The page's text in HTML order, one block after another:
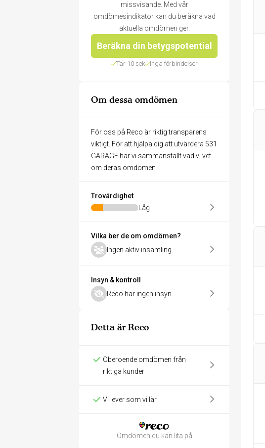
missvisande. Med vår
omdömesindikator kan du beräkna vad
aktuella omdömen ger.
Beräkna din betygspotential
Tar 10 sek Inga förbindelser
Om dessa omdömen
För oss på Reco är riktig transparens
viktigt. För att hjälpa dig att utvärdera 531
GARAGE har vi sammanställt vad vi vet
om deras omdömen
Trovärdighet
Låg
Vilka ber de om omdömen?
Ingen aktiv insamling
Insyn & kontroll
Reco har ingen insyn
Detta är Reco
Oberoende omdömen från
riktiga kunder
Vi lever som vi lär
Omdömen du kan lita på